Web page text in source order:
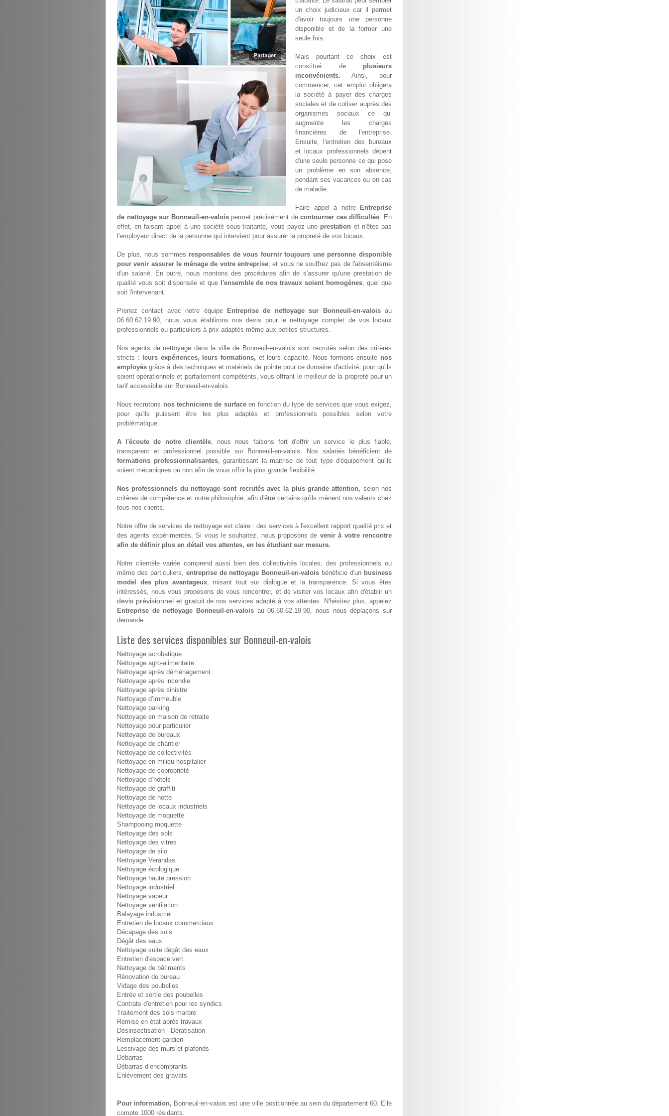
un choix judicieux car il permet
d'avoir toujours une personne
disponible et de la former une
seule fois.
Mais pourtant ce choix est
constitué de plusieurs
inconvénients. Ainsi, pour
commencer, cet emploi obligera
la société à payer des charges
sociales et de cotiser auprès des
organismes sociaux ce qui
augmente les charges
financières de l'entreprise.
Ensuite, l'entretien des bureaux
et locaux professionnels dépent
d'une seule personne ce qui pose
un problème en son absence,
pendant ses vacances ou en cas
de maladie.
Faire appel à notre
Entreprise
de nettoyage sur Bonneuil-en-valoispermet précisément decontourner ces difficultés. En
effet, en faisant appel à une société sous-traitante, vous payez une prestation et n'êtes pas
l'employeur direct de la personne qui intervient pour assurer la propreté de vos locaux.
De plus, nous sommes responsables de vous fournir toujours une personne disponible
pour venir assurer le ménage de votre entreprise, et vous ne souffrez pas de l'absentéisme
d'un salarié. En outre, nous montons des procédures afin de s'assurer qu'une prestation de
qualité vous soit dispensée et que l'ensemble de nos travaux soient homogènes, quel que
soit l'intervenant.
Prenez contact avec notre équipe Entreprise de nettoyage sur Bonneuil-en-valoisau
06.60.62.19.90, nous vous établirons nos devis pour le nettoyage complet de vos locaux
professionnels ou particuliers à prix adaptés même aux petites structures.
Nos agents de nettoyage dans la ville de Bonneuil-en-valois sont recrutés selon des critères
stricts :
leurs expériences, leurs formations, et leurs capacité. Nous formons ensuite nos
employés grâce à des techniques et matériels de pointe pour ce domaine d'activité, pour qu'ils
soient opérationnels et parfaitement compétents, vous offrant le meilleur de la propreté pour un
tarif accessiblle sur Bonneuil-en-valois.
Nous recrutons nos techniciens de surfaceen fonction du type de services que vous exigez,
pour qu'ils puissent être les plus adaptés et professionnels possibles selon votre
problématique.
A l'écoute de notre clientèle, nous nous faisons fort d'offrir un service le plus fiable,
transparent et professionnel possible sur Bonneuil-en-valois. Nos salariés bénéficient de
formations professionnalisantes, garantissant la maitrise de tout type d'équipement qu'ils
soient mécaniques ou non afin de vous offrir la plus grande flexibilité.
Nos professionnels du nettoyage sont recrutés avec la plus grande attention, selon nos
critères de compétence et notre philosophie, afin d'être certains qu'ils mènent nos valeurs chez
tous nos clients.
Notre offre de services de nettoyage est claire : des services à l'excellent rapport qualité prix et
des agents expérimentés. Si vous le souhaitez, nous proposons de venir à votre rencontre
afin de définir plus en détail vos attentes, en les étudiant sur mesure.
Notre clientèle variée comprend aussi bien des collectivités locales, des professionnels ou
même des particuliers, entreprise de nettoyage Bonneuil-en-valois bénéficie d'un business
model des plus avantageux, misant tout sur dialogue et la transparence. Si vous êtes
intéressés, nous vous proposons de vous rencontrer, et de visiter vos locaux afin d'établir un
devis prévisionnel et gratuitde nos services adapté à vos attentes. N'hésitez plus, appelez
Entreprise de nettoyage Bonneuil-en-valois au 06.60.62.19.90, nous nous déplaçons sur
demande.
Liste des services disponibles sur Bonneuil-en-valois
Nettoyage acrobatique
Nettoyage agro-alimentaire
Nettoyage après déménagement
Nettoyage après incendie
Nettoyage après sinistre
Nettoyage d’immeuble
Nettoyage parking
Nettoyage en maison de retraite
Nettoyage pour particulier
Nettoyage de bureaux
Nettoyage de chantier
Nettoyage de collectivités
Nettoyage en milieu hospitalier
Nettoyage de copropriété
Nettoyage d’hôtels
Nettoyage de graffiti
Nettoyage de hotte
Nettoyage de locaux industriels
Nettoyage de moquette
Shampooing moquette
Nettoyage des sols
Nettoyage des vitres
Nettoyage de silo
Nettoyage Verandas
Nettoyage écologique
Nettoyage haute pression
Nettoyage industriel
Nettoyage vapeur
Nettoyage ventilation
Balayage industriel
Entretien de locaux commerciaux
Décapage des sols
Dégât des eaux
Nettoyage suite dégât des eaux
Entretien d'espace vert
Nettoyage de bâtiments
Rénovation de bureau
Vidage des poubelles
Entrée et sortie des poubelles
Contrats d'entretien pour les syndics
Traitement des sols marbre
Remise en état aprés travaux
Désinsectisation - Dératisation
Remplacement gardien
Lessivage des murs et plafonds
Débarras
Débarras d’encombrants
Enlèvement des gravats
Pour information, Bonneuil-en-valois est une ville positionnée au sein du département 60. Elle
compte 1000 résidants.